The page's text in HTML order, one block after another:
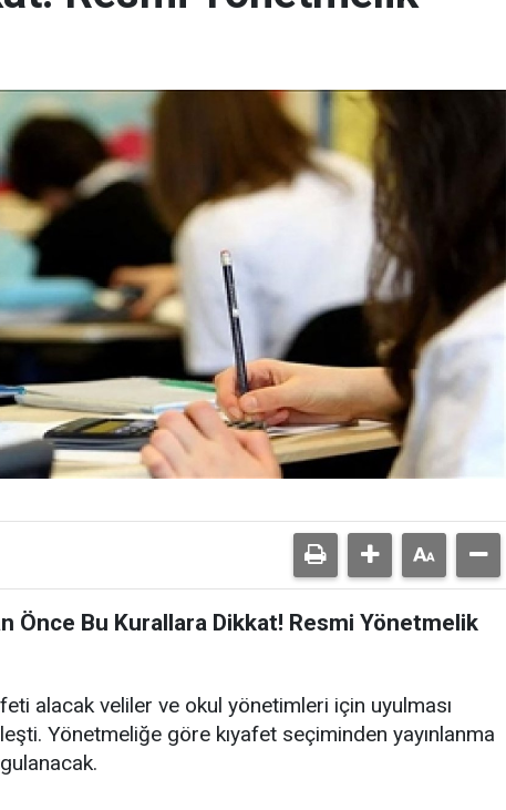
Önce Bu Kurallara Dikkat! Resmi Yönetmelik
alacak veliler ve okul yönetimleri için uyulması
Yönetmeliğe göre kıyafet seçiminden yayınlanma